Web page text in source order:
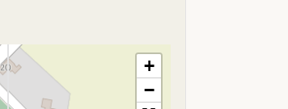
+
−